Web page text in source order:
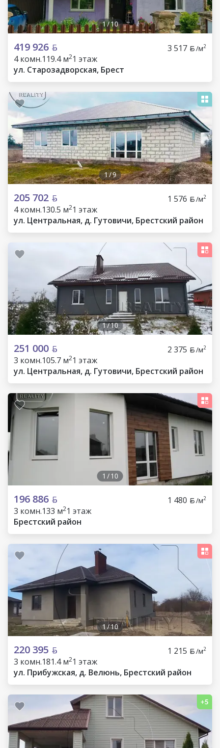
1/10
419 926 3 517 /м2
4 комн.119.4 м21 этаж
ул. Старозадворская, Брест
1/9
205 702 1 576 /м2
4 комн.130.5 м21 этаж
ул. Центральная, д. Гутовичи, Брестский район
1/10
251 000 2 375 /м2
3 комн.105.7 м21 этаж
ул. Центральная, д. Гутовичи, Брестский район
1 /10
196 886 1 480 /м2
3 комн.133 м21 этаж
Брестский район
1/10
220 395 1 215 /м2
3 комн.181.4 м21 этаж
ул. Прибужская, д. Велюнь, Брестский район